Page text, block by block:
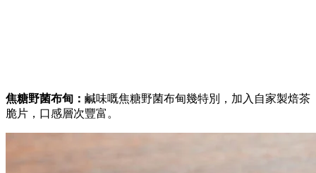
焦糖野菌布甸： 鹹味嘅焦糖野菌布甸幾特別， 加入自家製焙茶
脆片，口感層次豐富。